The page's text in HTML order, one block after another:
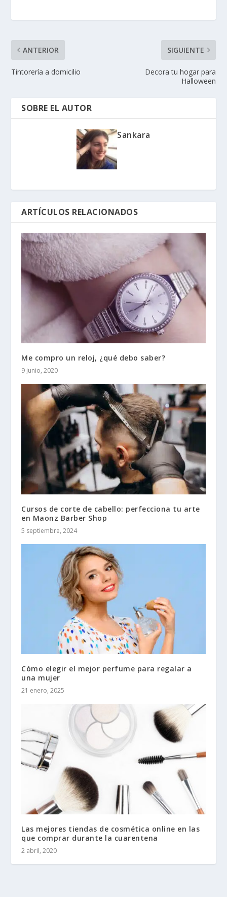
ANTERIOR
Tintorería a domicilio
SIGUIENTE
Decora tu hogar para
Halloween
SOBRE EL AUTOR
Sankara
ARTÍCULOS RELACIONADOS
Me compro un reloj, ¿qué debo saber?
9 junio, 2020
Cursos de corte de cabello: perfecciona tu arte
en Maonz Barber Shop
5 septiembre, 2024
Cómo elegir el mejor perfume para regalar a
una mujer
21 enero, 2025
Las mejores tiendas de cosmética online en las
que comprar durante la cuarentena
2 abril, 2020